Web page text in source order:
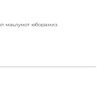
маълумот юборамиз